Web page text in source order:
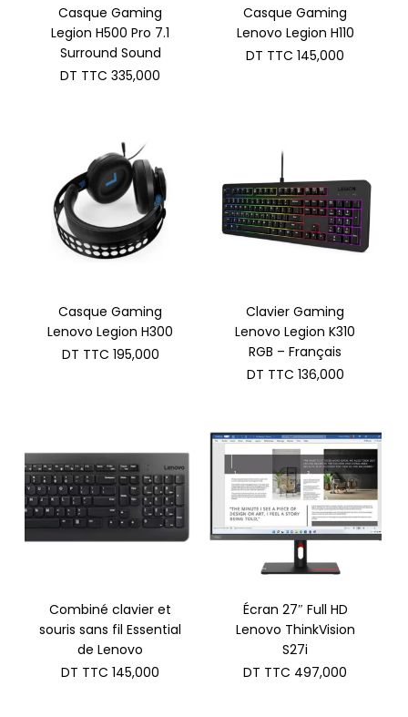
Casque Gaming
Legion H500 Pro 7.1
Surround Sound
DT TTC 335,000
Casque Gaming
Lenovo Legion H110
DT TTC 145,000
Casque Gaming
Lenovo Legion H300
DT TTC 195,000
Clavier Gaming
Lenovo Legion K310
RGB – Français
DT TTC 136,000
Combiné clavier et
souris sans fil Essential
de Lenovo
DT TTC 145,000
Écran 27″ Full HD
Lenovo ThinkVision
S27i
DT TTC 497,000